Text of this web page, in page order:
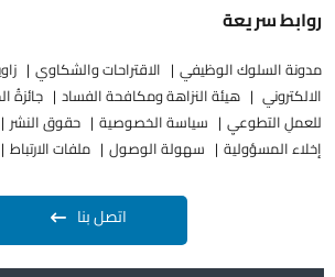
روابط سريعة
مدونة السلوك الوظيفي الاقتراحات والشكاوي
الالكتروني
هيئة النزاهة ومكافحة الفساد
جائزةُ
للعملِ التطوعيِ
سياسة الخصوصية حقوق النشر
إخلاء المسؤولية
سهولة الوصول ملفات الارتباط
اتصل بنا